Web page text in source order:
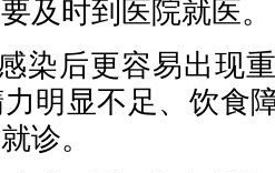
及时到医院就医。
染后更容易出现
明显不足、饮食
诊。